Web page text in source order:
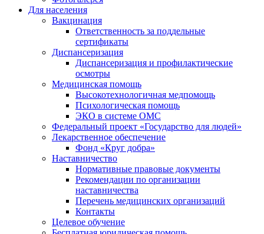
Для населения
Вакцинация
Ответственность за поддельные
сертификаты
Диспансеризация
Диспансеризация и профилактические
осмотры
Медицинская помощь
Высокотехнологичная медпомощь
Психологическая помощь
ЭКО в системе ОМС
Федеральный проект «Государство для людей»
Лекарственное обеспечение
Фонд «Круг добра»
Наставничество
Нормативные правовые документы
Рекомендации по организации
наставничества
Перечень медицинских организаций
Контакты
Целевое обучение